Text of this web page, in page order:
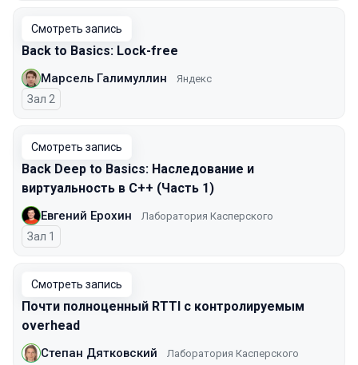
Смотреть запись
Back to Basics: Lock-free
Марсель Галимуллин Яндекс
Зал 2
Смотреть запись
Back Deep to Basics: Наследование и
виртуальность в C++ (Часть 1)
Евгений Ерохин Лаборатория Касперского
Зал 1
Смотреть запись
Почти полноценный RTTI с контролируемым
overhead
Степан Дятковский Лаборатория Касперского